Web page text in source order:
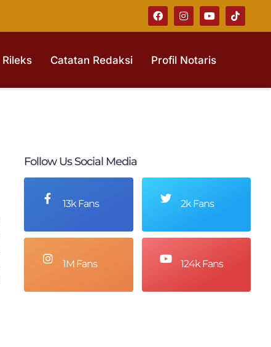
Rileks Catatan Redaksi Profil Notaris
Follow Us Social Media
13k Fans 2k Fans
1M Fans 124k Fans